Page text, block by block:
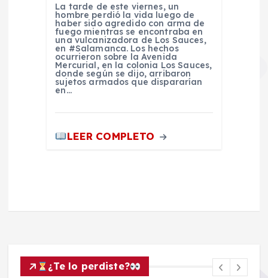
La tarde de este viernes, un
hombre perdió la vida luego de
haber sido agredido con arma de
fuego mientras se encontraba en
una vulcanizadora de Los Sauces,
en #Salamanca. Los hechos
ocurrieron sobre la Avenida
Mercurial, en la colonia Los Sauces,
donde según se dijo, arribaron
sujetos armados que dispararían
en…
LEER COMPLETO
¿Te lo perdiste?